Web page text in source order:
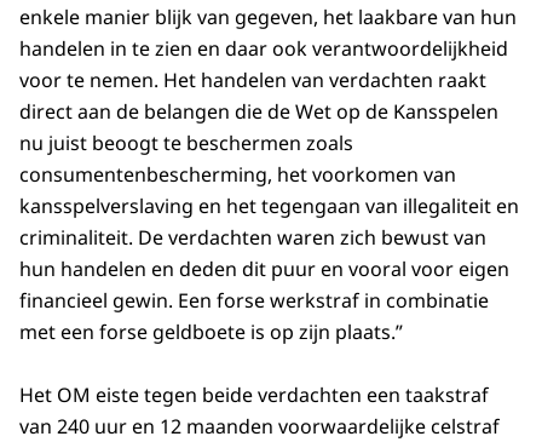
enkele manier blijk van gegeven, het laakbare van hun
handelen in te zien en daar ook verantwoordelijkheid
voor te nemen. Het handelen van verdachten raakt
direct aan de belangen die de Wet op de Kansspelen
nu juist beoogt te beschermen zoals
consumentenbescherming, het voorkomen van
kansspelverslaving en het tegengaan van illegaliteit en
criminaliteit. De verdachten waren zich bewust van
hun handelen en deden dit puur en vooral voor eigen
financieel gewin. Een forse werkstraf in combinatie
met een forse geldboete is op zijn plaats.”
Het OM eiste tegen beide verdachten een taakstraf
van 240 uur en 12 maanden voorwaardelijke celstraf